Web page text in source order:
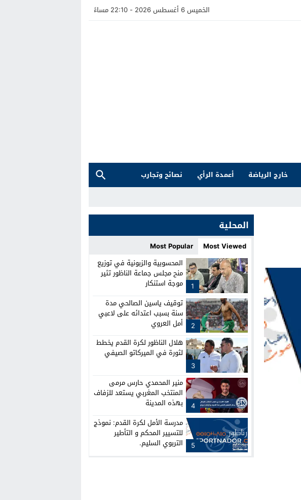
الخميس 6 أغسطس 2026 - 22:10 مساءً
خارج الرياضة أعمدة الرأي
نصائح وتجارب
المحلية
Most Viewed
Most Popular
1
المحسوبية والزبونية في توزيع
منح مجلس جماعة الناظور تثير
موجة استنكار
2
توقيف ياسين الصالحي مدة
سنة بسبب اعتدائه على لاعبي
أمل العروي
3
هلال الناظور لكرة القدم يخطط
لثورة في الميركاتو الصيفي
4
منير المحمدي حارس مرمى
المنتخب المغربي يستعد للزفاف
بهذه المدينة
5
مدرسة الأمل لكرة القدم: نموذج
للتسيير المحكم و التأطير
التربوي السليم.